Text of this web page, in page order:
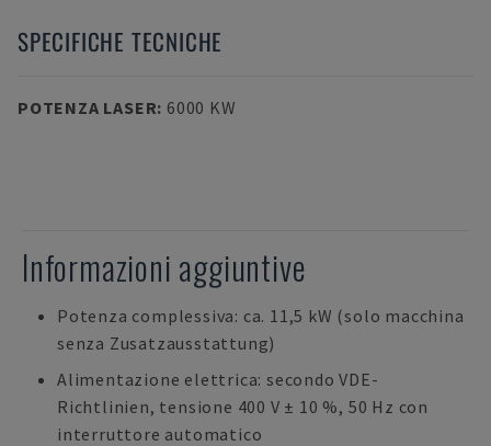
SPECIFICHE TECNICHE
POTENZA LASER: 6000 KW
Informazioni aggiuntive
Potenza complessiva: ca. 11,5 kW (solo macchina
senza Zusatzausstattung)
Alimentazione elettrica: secondo VDE-
Richtlinien, tensione 400 V ± 10 %, 50 Hz con
interruttore automatico